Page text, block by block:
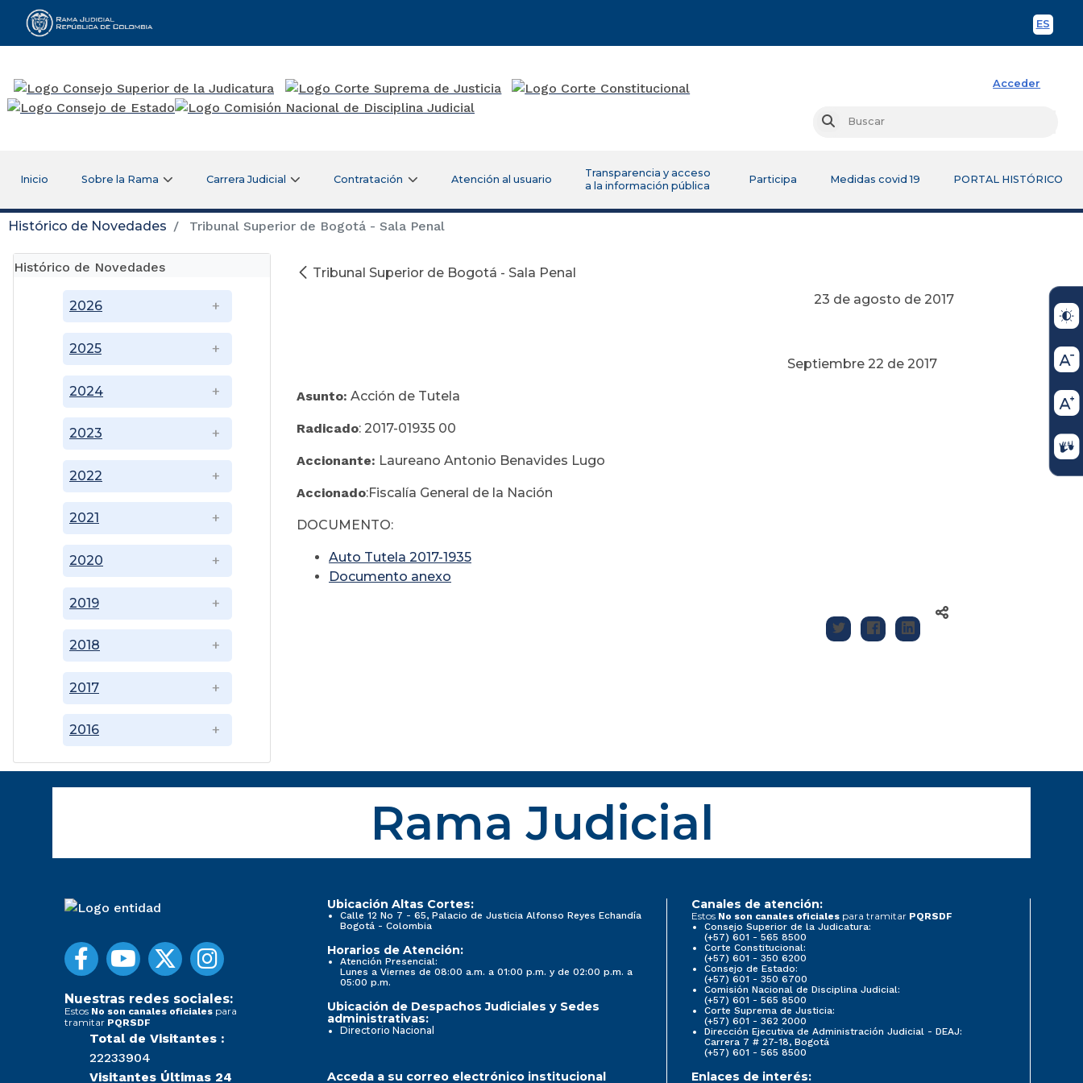
ES
Rama Judicial
Acceder
Buscar
Inicio Sobre la Rama Carrera Judicial Contratación Atención al usuario
Transparencia y acceso
a la información pública
Participa Medidas covid 19 PORTAL HISTÓRICO
Histórico de Novedades Tribunal Superior de Bogotá - Sala Penal
Histórico de Novedades
2016
2017
2018
2019
2020
2021
2022
2023
2024
2025
2026
Tribunal Superior de Bogotá - Sala Penal
23 de agosto de 2017
Septiembre 22 de 2017
Asunto: Acción de Tutela
Radicado: 2017-01935 00
Accionante: Laureano Antonio Benavides Lugo
Accionado:Fiscalía General de la Nación
DOCUMENTO:
Auto Tutela 2017-1935
Documento anexo
Rama Judicial
Nuestras redes sociales:
Estos No son canales oficiales para
tramitar PQRSDF
Total de Visitantes :
22233904
Visitantes Últimas 24
Ubicación Altas Cortes:
Calle 12 No 7 - 65, Palacio de Justicia Alfonso Reyes Echandía
Bogotá - Colombia
Horarios de Atención:
Atención Presencial:
Lunes a Viernes de 08:00 a.m. a 01:00 p.m. y de 02:00 p.m. a
05:00 p.m.
Ubicación de Despachos Judiciales y Sedes
administrativas:
Directorio Nacional
Canales de atención:
Estos No son canales oficiales para tramitar PQRSDF
Consejo Superior de la Judicatura:
(+57) 601 - 565 8500
Corte Constitucional:
(+57) 601 - 350 6200
Consejo de Estado:
(+57) 601 - 350 6700
Comisión Nacional de Disciplina Judicial:
(+57) 601 - 565 8500
Corte Suprema de Justicia:
(+57) 601 - 362 2000
Dirección Ejecutiva de Administración Judicial - DEAJ:
Carrera 7 # 27-18, Bogotá
(+57) 601 - 565 8500
Acceda a su correo electrónico institucional Enlaces de interés: